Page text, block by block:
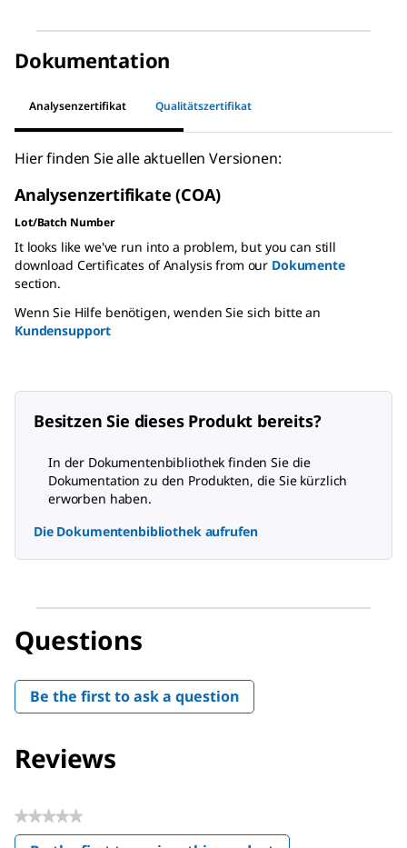
Dokumentation
Analysenzertifikat Qualitätszertifikat
Hier finden Sie alle aktuellen Versionen:
Analysenzertifikate (COA)
Lot/Batch Number
It looks like we've run into a problem, but you can still
download Certificates of Analysis from our Dokumente
section.
Wenn Sie Hilfe benötigen, wenden Sie sich bitte an
Kundensupport
Besitzen Sie dieses Produkt bereits?
In der Dokumentenbibliothek finden Sie die
Dokumentation zu den Produkten, die Sie kürzlich
erworben haben.
Die Dokumentenbibliothek aufrufen
Questions
Be the first to ask a question
Reviews
★★★★★
No